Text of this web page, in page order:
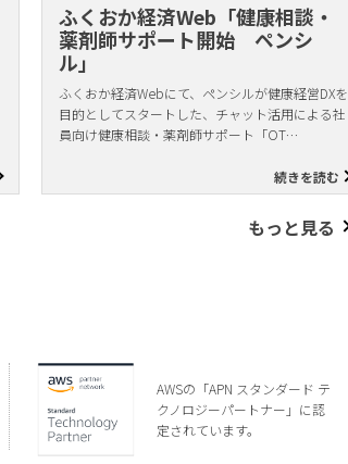
ふくおか経済Web「健康相談・
薬剤師サポート開始 ペンシ
ル」
ふくおか経済Webにて、ペンシルが健康経営DXを
目的としてスタートした、チャット活用による社
員向け健康相談・薬剤師サポート「OT…
続きを読む
もっと見る
AWSの「APN スタンダード テ
クノロジーパートナー」に認
定されています。